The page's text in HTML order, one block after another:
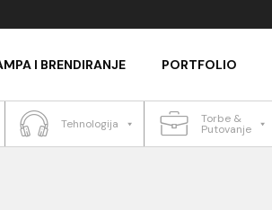
I BRENDIRANJE PORTFOLIO
Tehnologija Torbe &
Putovanje